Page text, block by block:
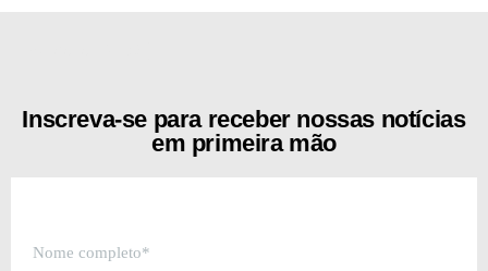
Inscreva-se para receber nossas notícias
em primeira mão